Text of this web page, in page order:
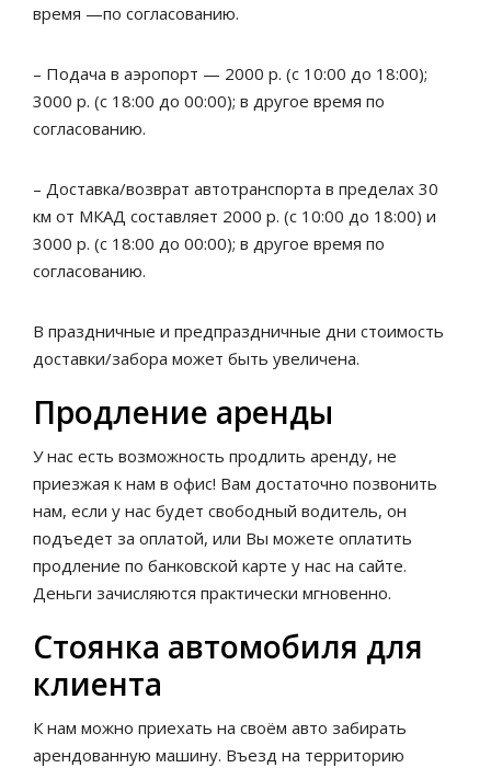
время —по согласованию.
– Подача в аэропорт — 2000 р. (с 10:00 до 18:00);
3000 р. (с 18:00 до 00:00); в другое время по
согласованию.
– Доставка/возврат автотранспорта в пределах 30
км от МКАД составляет 2000 р. (с 10:00 до 18:00) и
3000 р. (с 18:00 до 00:00); в другое время по
согласованию.
В праздничные и предпраздничные дни стоимость
доставки/забора может быть увеличена.
Продление аренды
У нас есть возможность продлить аренду, не
приезжая к нам в офис! Вам достаточно позвонить
нам, если у нас будет свободный водитель, он
подъедет за оплатой, или Вы можете оплатить
продление по банковской карте у нас на сайте.
Деньги зачисляются практически мгновенно.
Стоянка автомобиля для
клиента
К нам можно приехать на своём авто забирать
арендованную машину. Въезд на территорию